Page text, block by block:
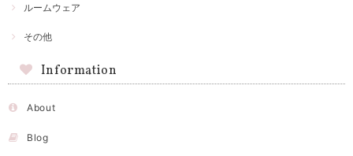
ルームウェア
その他
Information
About
Blog